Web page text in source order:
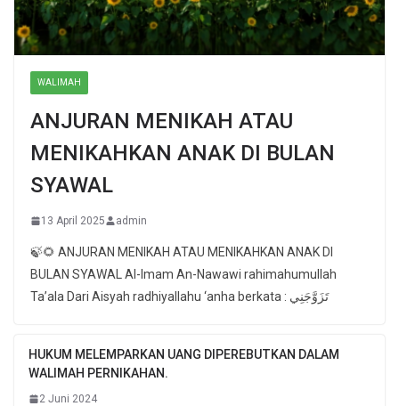
WALIMAH
ANJURAN MENIKAH ATAU
MENIKAHKAN ANAK DI BULAN
SYAWAL
13 April 2025 admin
🍃🌻 ANJURAN MENIKAH ATAU MENIKAHKAN ANAK DI
BULAN SYAWAL Al-Imam An-Nawawi rahimahumullah
Ta’ala Dari Aisyah radhiyallahu ‘anha berkata : تَزَوَّجَنِي
HUKUM MELEMPARKAN UANG DIPEREBUTKAN DALAM
WALIMAH PERNIKAHAN.
2 Juni 2024